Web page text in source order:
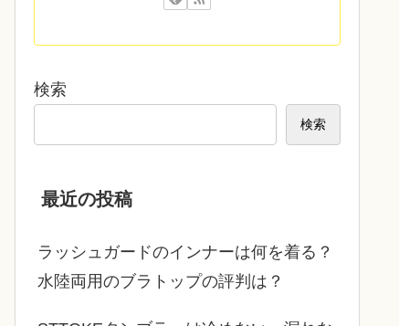
検索
検索
最近の投稿
ラッシュガードのインナーは何を着る？
水陸両用のブラトップの評判は？